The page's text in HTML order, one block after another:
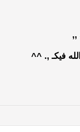
,,
فيكـ ,. ^^